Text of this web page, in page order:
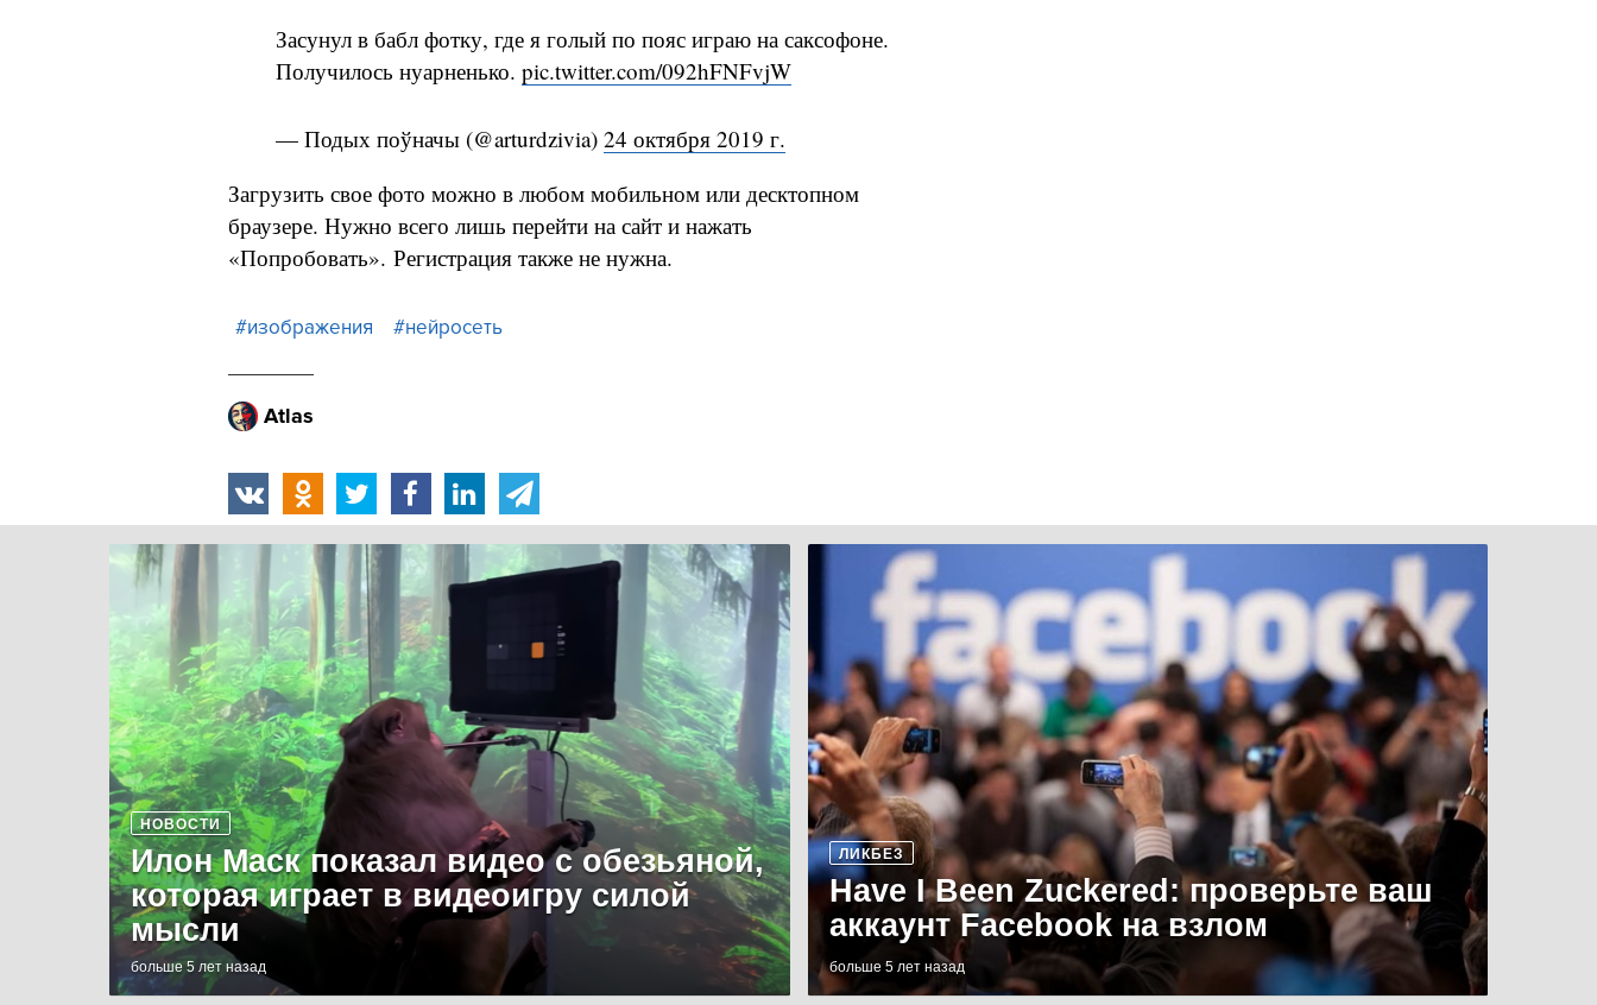
Засунул в бабл фотку, где я голый по пояс играю на саксофоне.
Получилось нуарненько. pic.twitter.com/092hFNFvjW
— Подых поўначы (@arturdzivia) 24 октября 2019 г.
Загрузить свое фото можно в любом мобильном или десктопном
браузере. Нужно всего лишь перейти на сайт и нажать
«Попробовать». Регистрация также не нужна.
#изображения #нейросеть
Atlas
НОВОСТИ
Илон Маск показал видео с обезьяной,
которая играет в видеоигру силой
мысли
больше 5 лет назад
ЛИКБЕЗ
Have I Been Zuckered: проверьте ваш
аккаунт Facebook на взлом
больше 5 лет назад